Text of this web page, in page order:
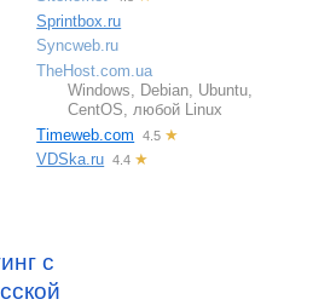
Sprintbox.ru
Syncweb.ru
TheHost.com.ua
Windows, Debian, Ubuntu,
CentOS, любой Linux
Timeweb.com
4.5 ★
VDSka.ru
4.4 ★
c